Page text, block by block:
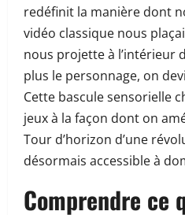
redéfinit la manière dont
vidéo classique nous
nous projette à l’intérieur
plus le personnage, on
Cette bascule sensorielle
jeux à la façon dont on
Tour d’horizon d’une
désormais accessible à
Comprendre ce